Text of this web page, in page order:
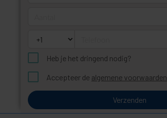
Heb je het dringend nodig?
Accepteer de algemene voorwaarden
Verzenden